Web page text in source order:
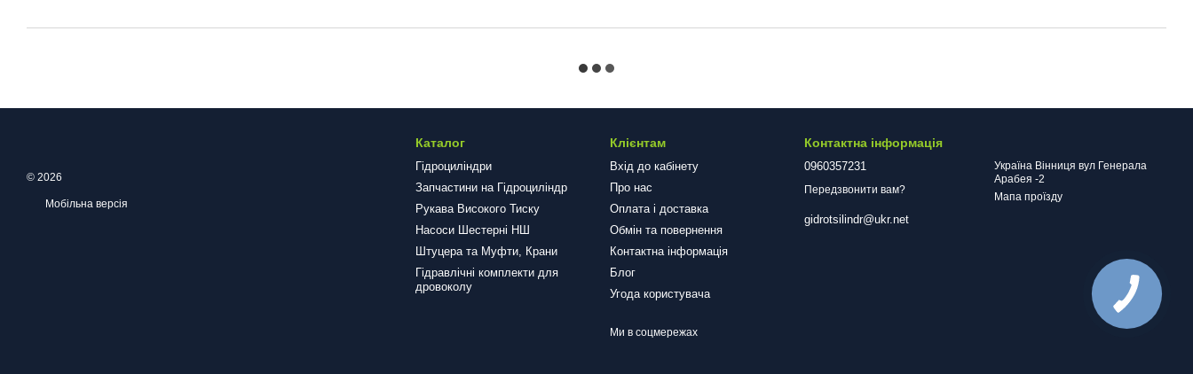
© 2026
Мобільна версія
Каталог
Гідроциліндри
Запчастини на Гідроциліндр
Рукава Високого Тиску
Насоси Шестерні НШ
Штуцера та Муфти, Крани
Гідравлічні комплекти для
дровоколу
Клієнтам
Вхід до кабінету
Про нас
Оплата і доставка
Обмін та повернення
Контактна інформація
Блог
Угода користувача
Ми в соцмережах
Контактна інформація
0960357231
Передзвонити вам?
gidrotsilindr@ukr.net
Україна Вінниця вул Генерала
Арабея -2
Мапа проїзду